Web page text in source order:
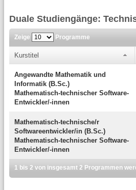
Duale Studiengänge:
Zeige Programme
Kurstitel
Angewandte Mathematik und
Informatik (B.Sc.)
Mathematisch-technischer Software-
Entwickler/-innen
Mathematisch-technische/r
Softwareentwickler/in (B.Sc.)
Mathematisch-technischer Software-
Entwickler/-innen
1 bis 2 von insgesamt 2 Programmen